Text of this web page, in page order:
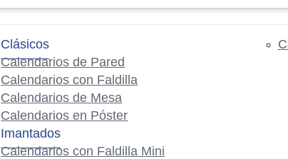
Clásicos
Calendarios de Pared
Calendarios con Faldilla
Calendarios de Mesa
Calendarios en Póster
Imantados
Calendarios con Faldilla Mini